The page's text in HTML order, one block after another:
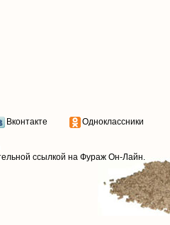
Вконтакте Одноклассники
ссылкой на Фураж Он-Лайн.